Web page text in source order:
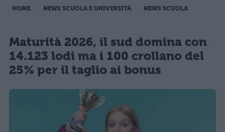
HOME NEWS SCUOLA E UNIVERSITÀ NEWS SCUOLA
Maturità 2026, il sud domina con
14.123 lodi ma i 100 crollano del
25% per il taglio ai bonus